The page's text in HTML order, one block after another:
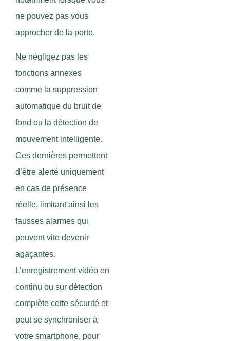
ne pouvez pas vous
approcher de la porte.
Ne négligez pas les
fonctions annexes
comme la suppression
automatique du bruit de
fond ou la détection de
mouvement intelligente.
Ces dernières permettent
d’être alerté uniquement
en cas de présence
réelle, limitant ainsi les
fausses alarmes qui
peuvent vite devenir
agaçantes.
L’enregistrement vidéo en
continu ou sur détection
complète cette sécurité et
peut se synchroniser à
votre smartphone, pour